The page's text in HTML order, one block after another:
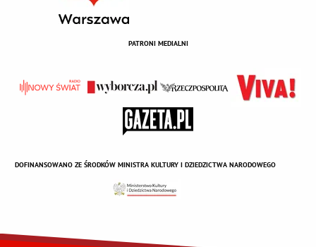
PATRONI MEDIALNI
DOFINANSOWANO ZE ŚRODKÓW MINISTRA KULTURY I DZIEDZICTWA NARODOWEGO